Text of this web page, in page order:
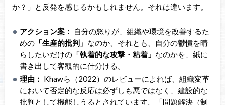
か？」と反発を感じるかもしれません。それは違います。
アクション案：
自分の怒りが、組織や環境を改善するた
めの 「生産的批判」 なのか、それとも、自分の鬱憤を晴
らしたいだけの 「執着的な攻撃・粘着」 なのかを、紙に
書き出して客観的に仕分ける。
理由： Khawら（2022）のレビューによれば、組織変革
において否定的な反応は必ずしも悪ではなく、建設的な
批判として機能しうるとされています。「問題解決（制